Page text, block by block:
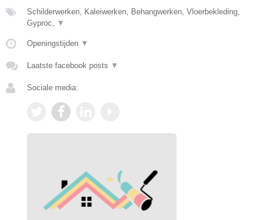
Schilderwerken, Kaleiwerken, Behangwerken, Vloerbekleding,
Gyproc, ▼
Openingstijden ▼
Laatste facebook posts ▼
Sociale media: